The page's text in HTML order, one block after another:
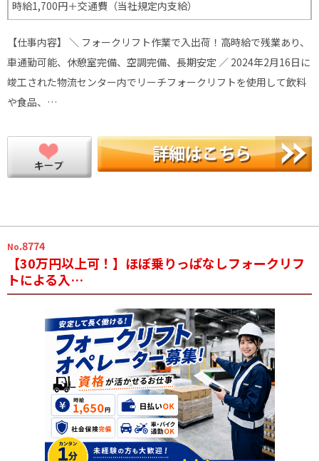
時給1,700円＋交通費（当社規定内支給）
【仕事内容】 ＼ フォークリフト作業で入出荷！高時給で残業あり、
車通勤可能、休憩室完備、空調完備、長期安定 ／ 2024年2月16日に
竣工された物流センター内でリーチフォークリフトを使用して飲料
や食品、…
No.8774
【30万円以上可！】ほぼ乗りっぱなしフォークリフ
トによる入…